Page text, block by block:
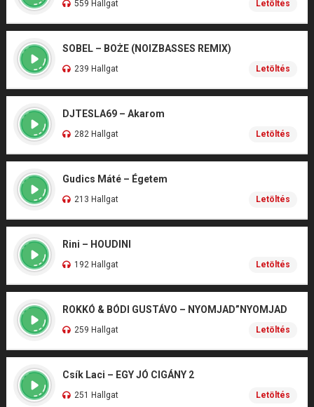
559 Hallgat Letöltés
SOBEL – BOŻE (NOIZBASSES REMIX)
239 Hallgat Letöltés
DJTESLA69 – Akarom
282 Hallgat Letöltés
Gudics Máté – Égetem
213 Hallgat Letöltés
Rini – HOUDINI
192 Hallgat Letöltés
ROKKÓ & BÓDI GUSTÁVO – NYOMJAD”NYOMJAD
259 Hallgat Letöltés
Csík Laci – EGY JÓ CIGÁNY 2
251 Hallgat Letöltés